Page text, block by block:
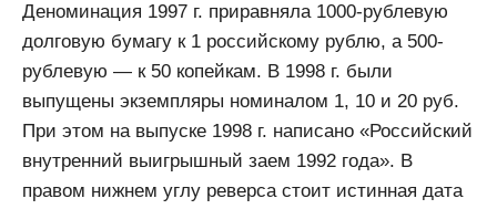
Деноминация 1997 г. приравняла 1000-рублевую
долговую бумагу к 1 российскому рублю, а 500-
рублевую — к 50 копейкам. В 1998 г. были
выпущены экземпляры номиналом 1, 10 и 20 руб.
При этом на выпуске 1998 г. написано «Российский
внутренний выигрышный заем 1992 года». В
правом нижнем углу реверса стоит истинная дата